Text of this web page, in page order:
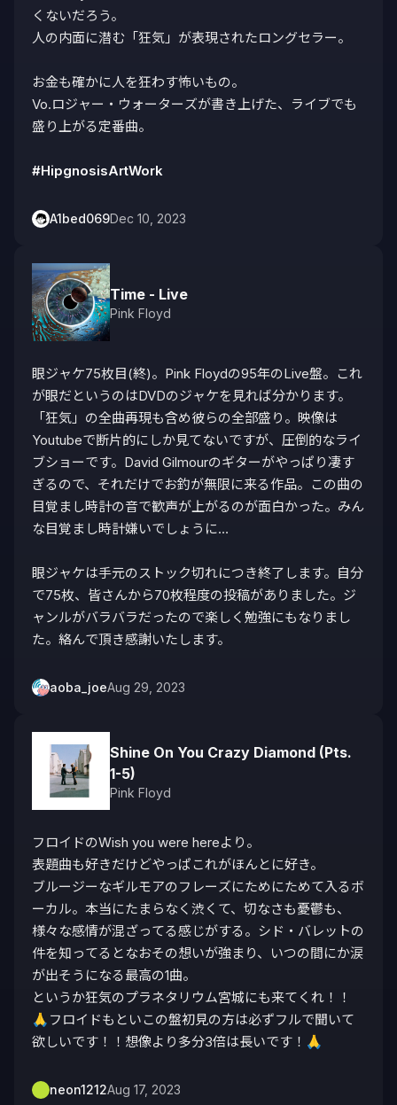
くないだろう。
人の内面に潜む「狂気」が表現されたロングセラー。
お金も確かに人を狂わす怖いもの。
Vo.ロジャー・ウォーターズが書き上げた、ライブでも
盛り上がる定番曲。
#HipgnosisArtWork
A1bed069Dec 10, 2023
Time - Live
Pink Floyd
眼ジャケ75枚目(終)。Pink Floydの95年のLive盤。これ
が眼だというのはDVDのジャケを見れば分かります。
「狂気」の全曲再現も含め彼らの全部盛り。映像は
Youtubeで断片的にしか見てないですが、圧倒的なライ
ブショーです。David Gilmourのギターがやっぱり凄す
ぎるので、それだけでお釣が無限に来る作品。この曲の
目覚まし時計の音で歓声が上がるのが面白かった。みん
な目覚まし時計嫌いでしょうに…
眼ジャケは手元のストック切れにつき終了します。自分
で75枚、皆さんから70枚程度の投稿がありました。ジ
ャンルがバラバラだったので楽しく勉強にもなりまし
た。絡んで頂き感謝いたします。
aoba_joeAug 29, 2023
Shine On You Crazy Diamond (Pts.
1-5)
Pink Floyd
フロイドのWish you were hereより。
表題曲も好きだけどやっぱこれがほんとに好き。
ブルージーなギルモアのフレーズにためにためて入るボ
ーカル。本当にたまらなく渋くて、切なさも憂鬱も、
様々な感情が混ざってる感じがする。シド・バレットの
件を知ってるとなおその想いが強まり、いつの間にか涙
が出そうになる最高の1曲。
というか狂気のプラネタリウム宮城にも来てくれ！！
🙏フロイドもといこの盤初見の方は必ずフルで聞いて
neon1212Aug 17, 2023